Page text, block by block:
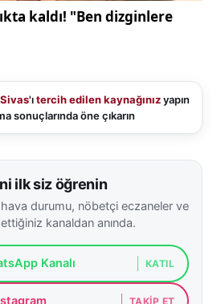
'ıtercih edilen kaynağınızyapın
sonuçlarında öne çıkarın
ilk siz öğrenin
durumu, nöbetçi eczaneler ve
kanaldan anında.
Kanalı KATIL
TAKIP ET